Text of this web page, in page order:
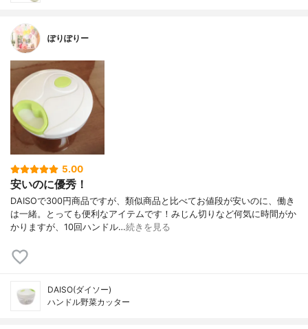
ぽりぽりー
5.00
安いのに優秀！
DAISOで300円商品ですが、類似商品と比べてお値段が安いのに、働き
は一緒。とっても便利なアイテムです！みじん切りなど何気に時間がか
かりますが、10回ハンドル…続きを見る
DAISO(ダイソー)
ハンドル野菜カッター